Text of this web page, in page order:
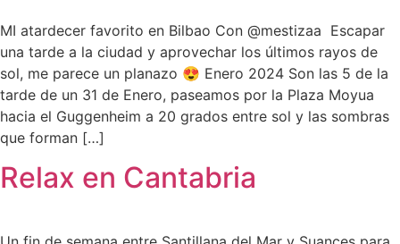
MI atardecer favorito en Bilbao Con @mestizaa Escapar
una tarde a la ciudad y aprovechar los últimos rayos de
sol, me parece un planazo 😍 Enero 2024 Son las 5 de la
tarde de un 31 de Enero, paseamos por la Plaza Moyua
hacia el Guggenheim a 20 grados entre sol y las sombras
que forman […]
Relax en Cantabria